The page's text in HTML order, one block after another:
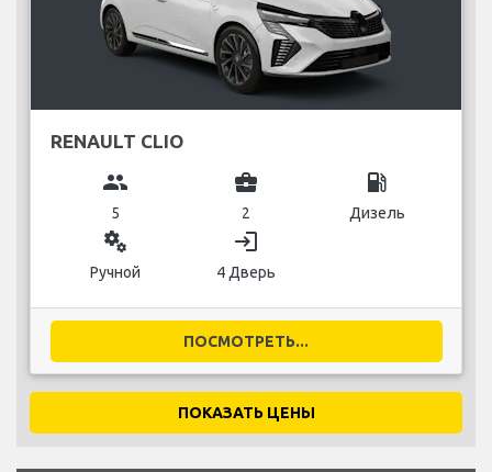
RENAULT CLIO
group
5
business_center
2
local_gas_station
Дизель
miscellaneous_services
Ручной
login
4 Дверь
ПОСМОТРЕТЬ...
ПОКАЗАТЬ ЦЕНЫ